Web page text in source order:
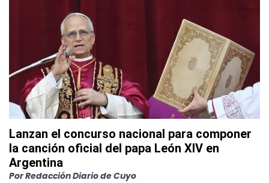
Lanzan el concurso nacional para componer
la canción oficial del papa León XIV en
Argentina
PorRedacción Diario de Cuyo